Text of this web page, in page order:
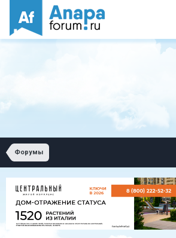
Форумы